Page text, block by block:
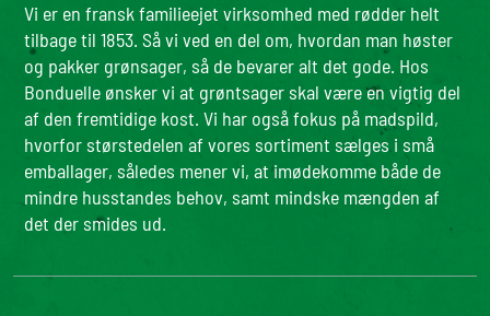
Vi er en fransk familieejet virksomhed med rødder helt
tilbage til 1853. Så vi ved en del om, hvordan man høster
og pakker grønsager, så de bevarer alt det gode. Hos
Bonduelle ønsker vi at grøntsager skal være en vigtig del
af den fremtidige kost. Vi har også fokus på madspild,
hvorfor størstedelen af vores sortiment sælges i små
emballager, således mener vi, at imødekomme både de
mindre husstandes behov, samt mindske mængden af
det der smides ud.